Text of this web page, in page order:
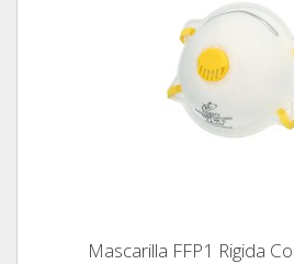
Mascarilla FFP1 Rigida